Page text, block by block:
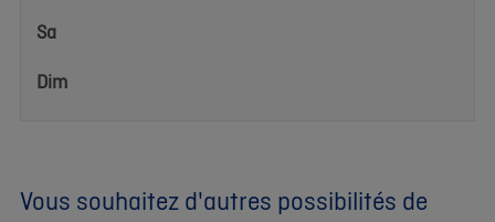
Sa
Dim
Vous souhaitez d'autres possibilités de